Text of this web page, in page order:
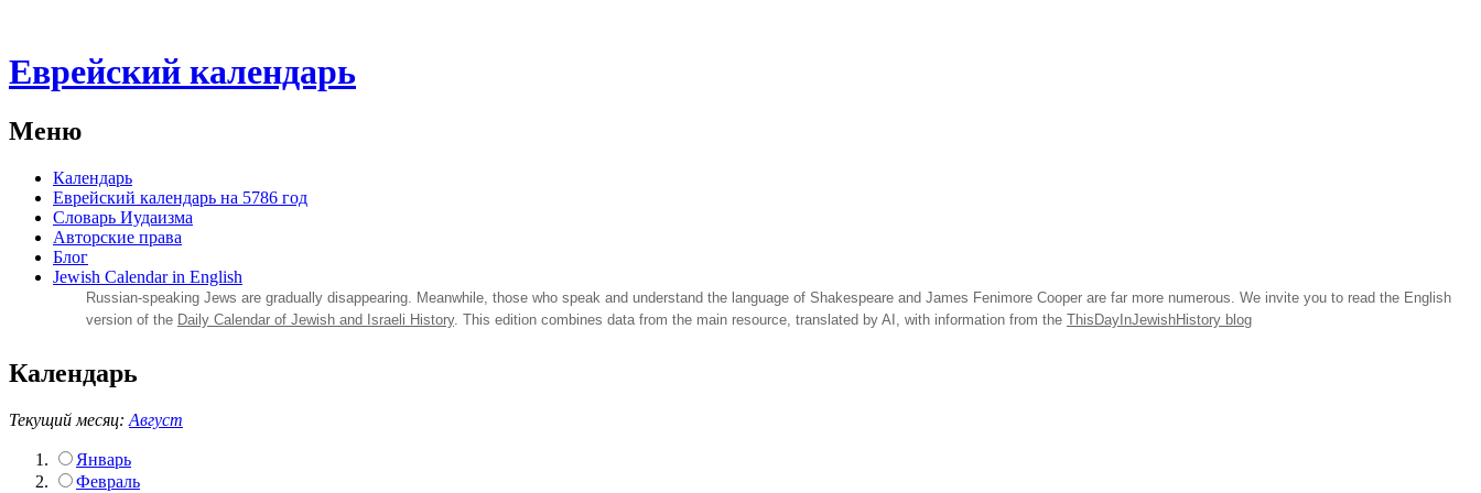
Еврейский календарь
Меню
Календарь
Еврейский календарь на 5786 год
Словарь Иудаизма
Авторские права
Блог
Jewish Calendar in English
Russian‑speaking Jews are gradually disappearing. Meanwhile, those who speak and understand the language of Shakespeare and James Fenimore Cooper are far more numerous. We invite you to read the English
version of the Daily Calendar of Jewish and Israeli History. This edition combines data from the main resource, translated by AI, with information from the ThisDayInJewishHistory blog
Календарь
Текущий месяц: Август
Январь
Февраль